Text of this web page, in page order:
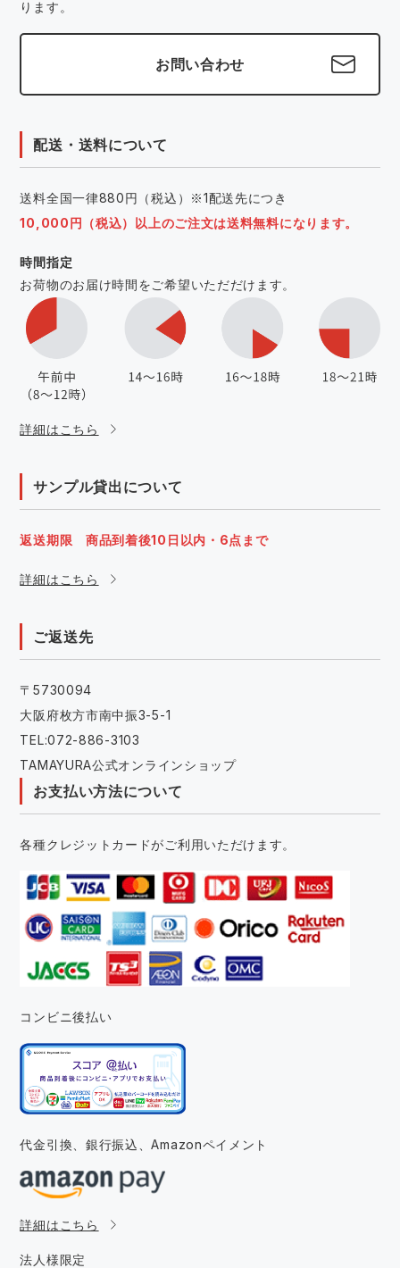
ります。
お問い合わせ
配送・送料について
送料全国一律880円（税込）※1配送先につき
10,000円（税込）以上のご注文は送料無料になります。
時間指定
お荷物のお届け時間をご希望いただだけます。
詳細はこちら
サンプル貸出について
返送期限 商品到着後10日以内・6点まで
詳細はこちら
ご返送先
〒5730094
大阪府枚方市南中振3-5-1
TEL:072-886-3103
TAMAYURA公式オンラインショップ
お支払い方法について
各種クレジットカードがご利用いただけます。
コンビニ後払い
代金引換、銀行振込、Amazonペイメント
詳細はこちら
法人様限定